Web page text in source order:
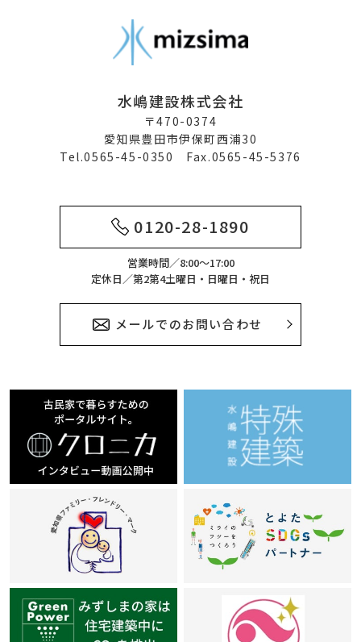
水嶋建設株式会社
〒470-0374
愛知県豊田市伊保町西浦30
Tel.0565-45-0350 Fax.0565-45-5376
0120-28-1890
営業時間／8:00～17:00
定休日／第2第4土曜日・日曜日・祝日
メールでのお問い合わせ